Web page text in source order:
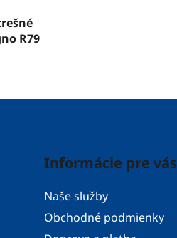
R79
Informácie pre vás
Naše služby
Obchodné podmienky